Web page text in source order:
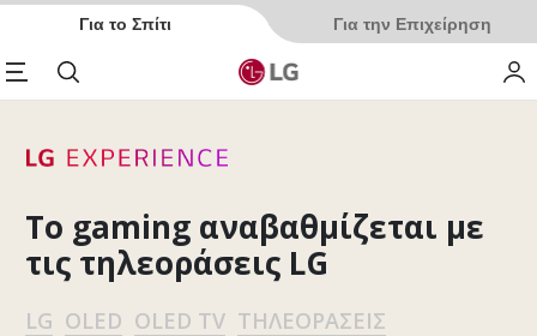
Για το Σπίτι Για την Επιχείρηση
Αναζήτηση My
Το gaming αναβαθμίζεται με
τις τηλεοράσεις LG
LG OLED OLED TV ΤΗΛΕΟΡΆΣΕΙΣ